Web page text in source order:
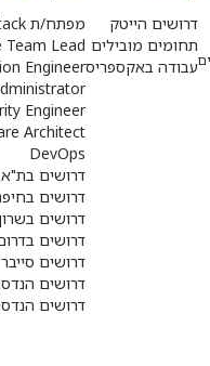
דרושים הייטק
תחומים מובילים
עבודה באקספריס
מפתח/ת Full Stack
Team Lead
Engineer
Engineer
Architect
DevOps
דרושים בת"א
דרושים
דרושים
דרושים
דרושים
דרושים
דרושים